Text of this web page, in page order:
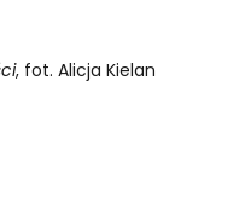
, fot. Alicja Kielan